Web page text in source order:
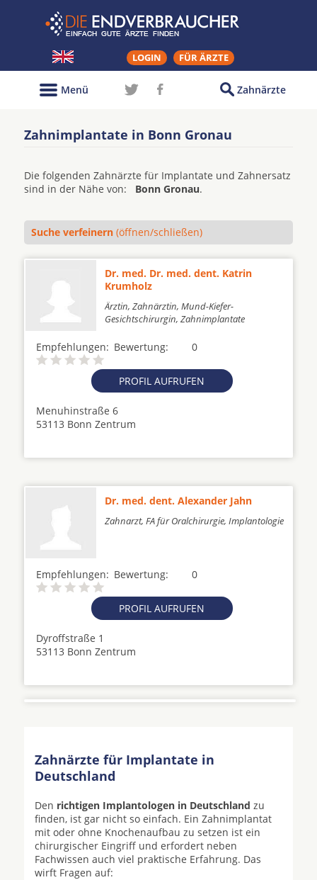
LOGIN FÜR ÄRZTE
Zahnärzte
Menü
Zahnimplantate in Bonn Gronau
Die folgenden Zahnärzte für Implantate und Zahnersatz
sind in der Nähe von: Bonn Gronau.
Suche verfeinern (öffnen/schließen)
Dr. med. Dr. med. dent. Katrin
Krumholz
Ärztin, Zahnärztin, Mund-Kiefer-
Gesichtschirurgin, Zahnimplantate
Empfehlungen: 0
Bewertung:
PROFIL AUFRUFEN
Menuhinstraße 6
53113 Bonn Zentrum
Dr. med. dent. Alexander Jahn
Zahnarzt, FA für Oralchirurgie, Implantologie
Empfehlungen: 0
Bewertung:
PROFIL AUFRUFEN
Dyroffstraße 1
53113 Bonn Zentrum
Zahnärzte für Implantate in
Deutschland
Den richtigen Implantologen in Deutschland zu
finden, ist gar nicht so einfach. Ein Zahnimplantat
mit oder ohne Knochenaufbau zu setzen ist ein
chirurgischer Eingriff und erfordert neben
Fachwissen auch viel praktische Erfahrung. Das
wirft Fragen auf: